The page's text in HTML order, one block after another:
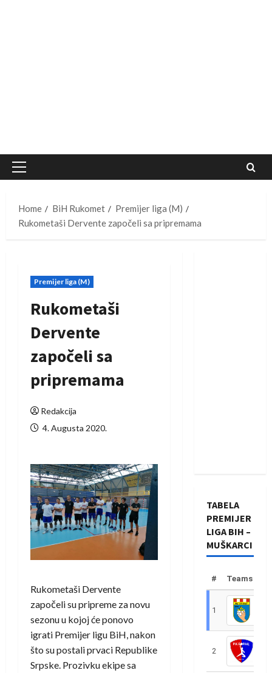
Primary
Home
BiH Rukomet
Premijer liga (M)
Rukometaši Dervente započeli sa pripremama
Premijer liga (M)
Rukometaši
Dervente
započeli sa
pripremama
Redakcija
4. Augusta 2020.
Rukometaši Dervente
započeli su pripreme za novu
sezonu u kojoj će ponovo
igrati Premijer ligu BiH, nakon
što su postali prvaci Republike
Srpske. Prozivku ekipe sa
TABELA
PREMIJER
LIGA BIH –
MUŠKARCI
# Teams
1
2